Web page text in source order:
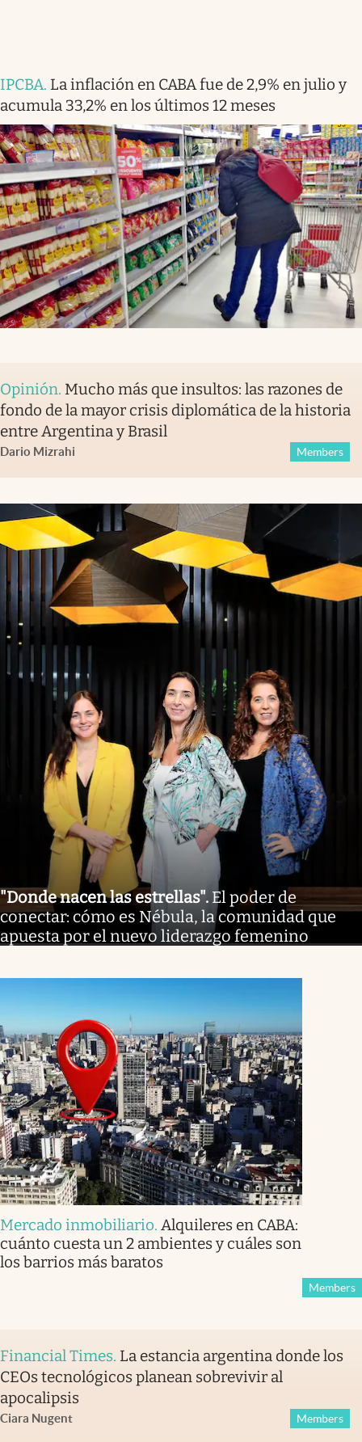
IPCBA. La inflación en CABA fue de 2,9% en julio y
acumula 33,2% en los últimos 12 meses
Opinión. Mucho más que insultos: las razones de
fondo de la mayor crisis diplomática de la historia
entre Argentina y Brasil
Dario Mizrahi Members
"Donde nacen las estrellas". El poder de
conectar: cómo es Nébula, la comunidad que
apuesta por el nuevo liderazgo femenino
Mercado inmobiliario. Alquileres en CABA:
cuánto cuesta un 2 ambientes y cuáles son
los barrios más baratos
Members
Financial Times. La estancia argentina donde los
CEOs tecnológicos planean sobrevivir al
apocalipsis
Ciara Nugent Members